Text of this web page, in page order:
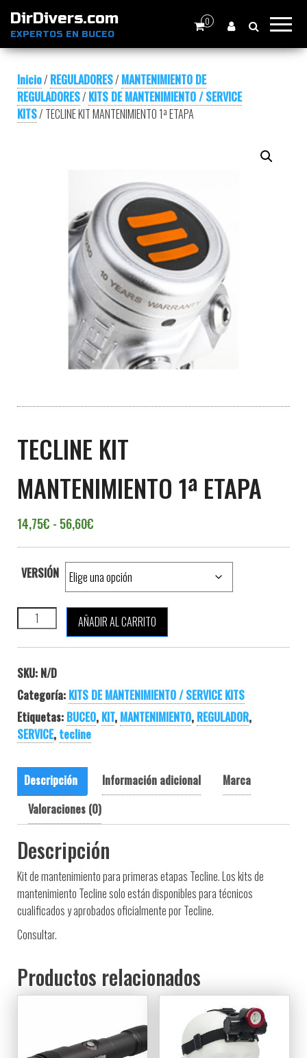
DirDivers.com
EXPERTOS EN BUCEO
0
Inicio/ REGULADORES/ MANTENIMIENTO DE
REGULADORES/ KITS DE MANTENIMIENTO / SERVICE
KITS/ TECLINE KIT MANTENIMIENTO 1ª ETAPA
TECLINE KIT
MANTENIMIENTO 1ª ETAPA
14,75€ - 56,60€
VERSIÓN
TECLINE KIT MANTENIMIENTO 1ª ETAPA cantidad
AÑADIR AL CARRITO
SKU: N/D
Categoría: KITS DE MANTENIMIENTO / SERVICE KITS
Etiquetas: BUCEO, KIT, MANTENIMIENTO, REGULADOR,
SERVICE, tecline
Descripción Información adicional
Marca
Valoraciones (0)
Descripción
Kit de mantenimiento para primeras etapas Tecline. Los kits de
mantenimiento Tecline solo están disponibles para técnicos
cualificados y aprobados oficialmente por Tecline.
Consultar.
Productos relacionados